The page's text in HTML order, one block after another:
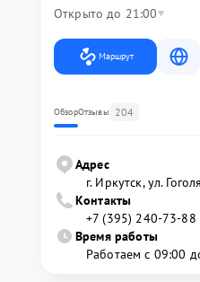
Открыто до 21:00
Маршрут
ОбзорОтзывы 204
Адрес
г. Иркутск, ул.
Контакты
+7 (395) 240-73-88
Время работы
Работаем с 09:00